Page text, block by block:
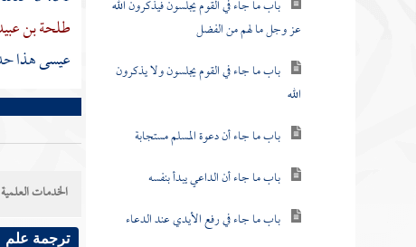
باب ما جاء في القوم يجلسون فيذكرون الله
عز وجل ما لهم من الفضل
باب ما جاء في القوم يجلسون ولا يذكرون
الله
باب ما جاء أن دعوة المسلم مستجابة
باب ما جاء أن الداعي يبدأ بنفسه
باب ما جاء في رفع الأيدي عند الدعاء
طلحة بن
عيسى هذا
الخدمات العلمية
ترجمة علم